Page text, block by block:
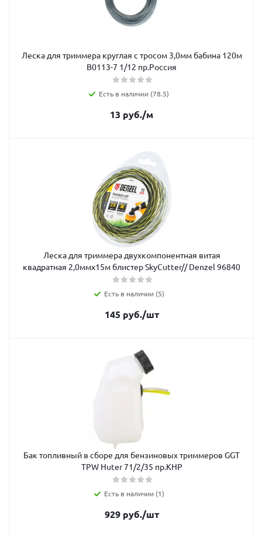
Леска для триммера круглая с тросом 3,0мм бабина 120м
В0113-7 1/12 пр.Россия
Есть в наличии (78.5)
13 руб./м
Леска для триммера двухкомпонентная витая
квадратная 2,0ммх15м блистер SkyCutter// Denzel 96840
Есть в наличии (5)
145руб./шт
Бак топливный в сборе для бензиновых триммеров GGT
TPW Huter 71/2/35 пр.КНР
Есть в наличии (1)
929руб./шт